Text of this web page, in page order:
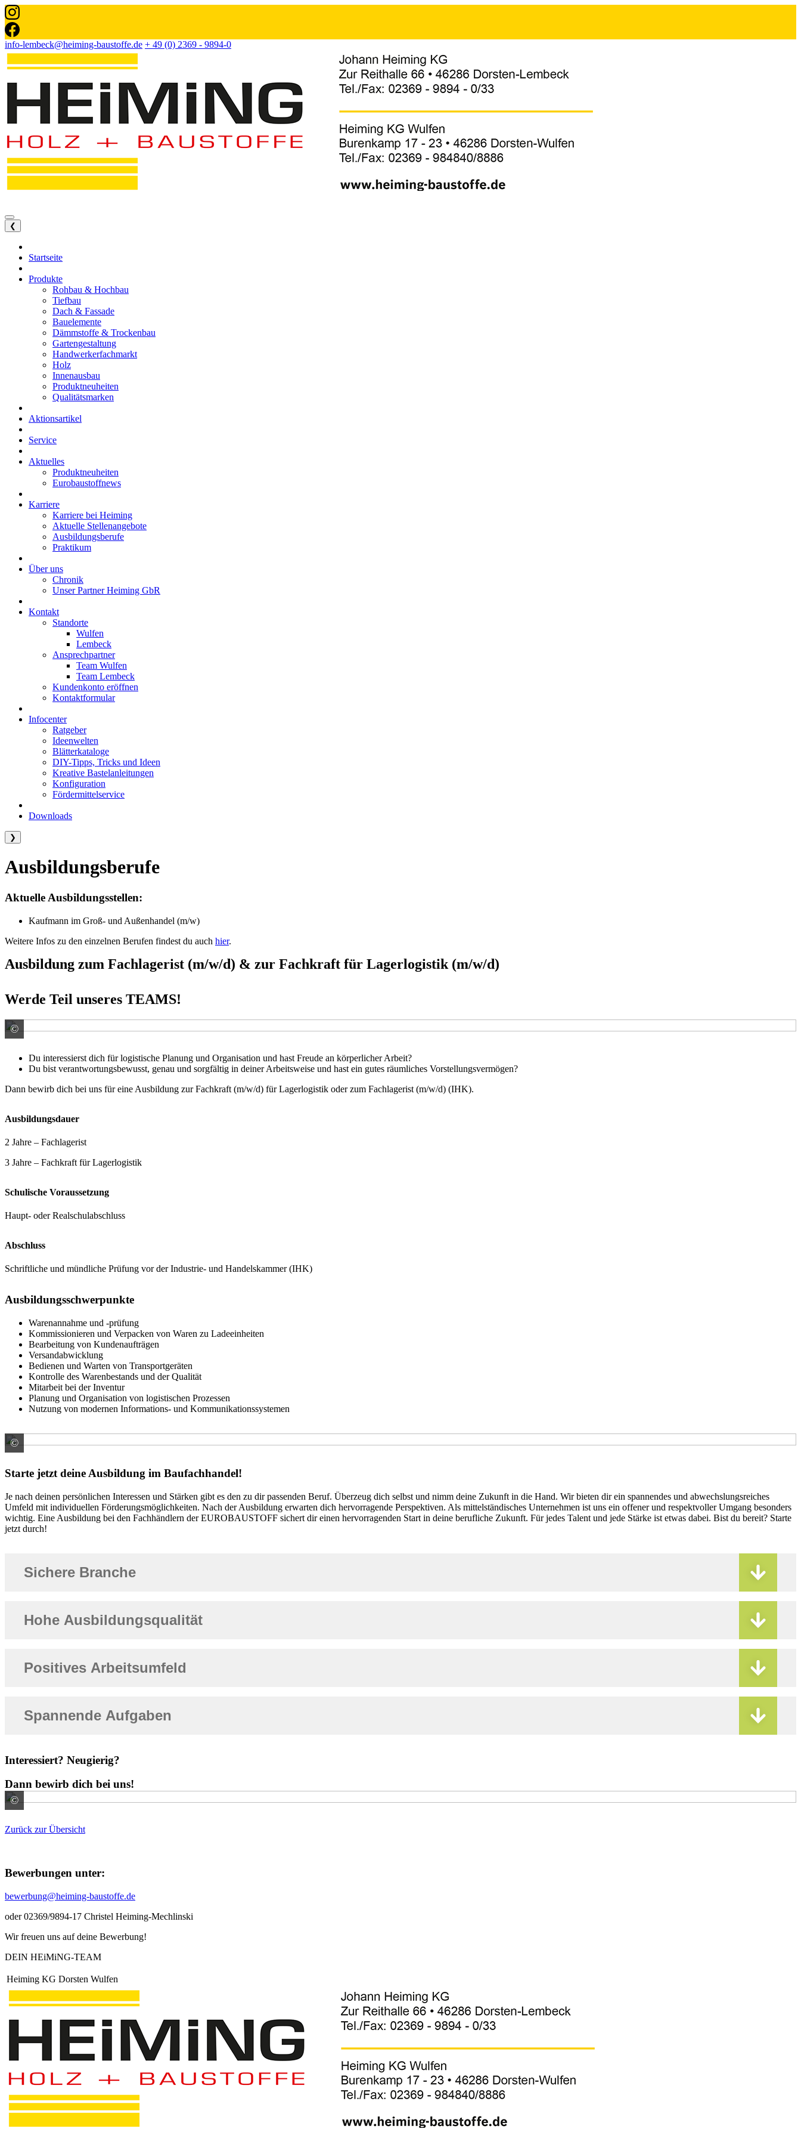
info-lembeck@heiming-baustoffe.de + 49 (0) 2369 - 9894-0
❮
Startseite
Produkte
Rohbau & Hochbau
Tiefbau
Dach & Fassade
Bauelemente
Dämmstoffe & Trockenbau
Gartengestaltung
Handwerkerfachmarkt
Holz
Innenausbau
Produktneuheiten
Qualitätsmarken
Aktionsartikel
Service
Aktuelles
Produktneuheiten
Eurobaustoffnews
Karriere
Karriere bei Heiming
Aktuelle Stellenangebote
Ausbildungsberufe
Praktikum
Über uns
Chronik
Unser Partner Heiming GbR
Kontakt
Standorte
Wulfen
Lembeck
Ansprechpartner
Team Wulfen
Team Lembeck
Kundenkonto eröffnen
Kontaktformular
Infocenter
Ratgeber
Ideenwelten
Blätterkataloge
DIY-Tipps, Tricks und Ideen
Kreative Bastelanleitungen
Konfiguration
Fördermittelservice
Downloads
❯
Ausbildungsberufe
Aktuelle Ausbildungsstellen:
Kaufmann im Groß- und Außenhandel (m/w)
Weitere Infos zu den einzelnen Berufen findest du auch hier.
Ausbildung zum Fachlagerist (m/w/d) & zur Fachkraft für Lagerlogistik (m/w/d)
Werde Teil unseres TEAMS!
© © WavebreakMediaMicro / stock.adobe.com
Du interessierst dich für logistische Planung und Organisation und hast Freude an körperlicher Arbeit?
Du bist verantwortungsbewusst, genau und sorgfältig in deiner Arbeitsweise und hast ein gutes räumliches Vorstellungsvermögen?
Dann bewirb dich bei uns für eine Ausbildung zur Fachkraft (m/w/d) für Lagerlogistik oder zum Fachlagerist (m/w/d) (IHK).
Ausbildungsdauer
2 Jahre – Fachlagerist
3 Jahre – Fachkraft für Lagerlogistik
Schulische Voraussetzung
Haupt- oder Realschulabschluss
Abschluss
Schriftliche und mündliche Prüfung vor der Industrie- und Handelskammer (IHK)
Ausbildungsschwerpunkte
Warenannahme und -prüfung
Kommissionieren und Verpacken von Waren zu Ladeeinheiten
Bearbeitung von Kundenaufträgen
Versandabwicklung
Bedienen und Warten von Transportgeräten
Kontrolle des Warenbestands und der Qualität
Mitarbeit bei der Inventur
Planung und Organisation von logistischen Prozessen
Nutzung von modernen Informations- und Kommunikationssystemen
© © deagreez / stock.adobe.com
Starte jetzt deine Ausbildung im Baufachhandel!
Je nach deinen persönlichen Interessen und Stärken gibt es den zu dir passenden Beruf. Überzeug dich selbst und nimm deine Zukunft in die Hand. Wir bieten dir ein spannendes und abwechslungsreiches
Umfeld mit individuellen Förderungsmöglichkeiten. Nach der Ausbildung erwarten dich hervorragende Perspektiven. Als mittelständisches Unternehmen ist uns ein offener und respektvoller Umgang besonders
wichtig. Eine Ausbildung bei den Fachhändlern der EUROBAUSTOFF sichert dir einen hervorragenden Start in deine berufliche Zukunft. Für jedes Talent und jede Stärke ist etwas dabei. Bist du bereit? Starte
jetzt durch!
Sichere Branche
Hohe Ausbildungsqualität
Positives Arbeitsumfeld
Spannende Aufgaben
Interessiert? Neugierig?
Dann bewirb dich bei uns!
©
© REDPIXEL / stock.adobe.com
Zurück zur Übersicht
Bewerbungen unter:
bewerbung@heiming-baustoffe.de
oder 02369/9894-17 Christel Heiming-Mechlinski
Wir freuen uns auf deine Bewerbung!
DEIN HEiMiNG-TEAM
Heiming KG Dorsten Wulfen